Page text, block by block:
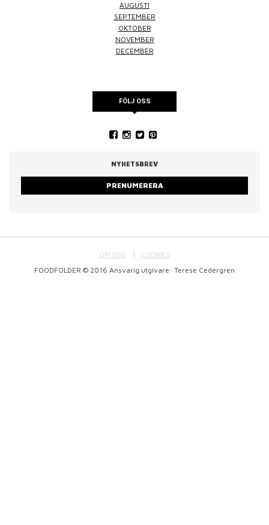
AUGUSTI
SEPTEMBER
OKTOBER
NOVEMBER
DECEMBER
FÖLJ OSS
NYHETSBREV
PRENUMERERA
OM OSS
COOKIES
FOODFOLDER © 2016 Ansvarig utgivare: Terese Cedergren